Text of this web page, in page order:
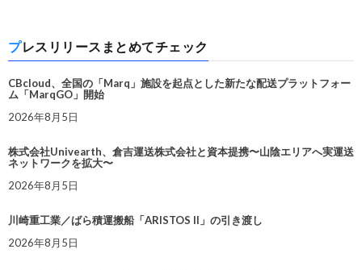
プレスリリースまとめてチェック
CBcloud、全国の「Marq」施設を起点とした新たな配送プラットフォー
ム「MarqGO」開始
2026年8月5日
株式会社Univearth、倉吉運送株式会社と資本提携〜山陰エリアへ実運送
ネットワークを拡大〜
2026年8月5日
川崎重工業／ばら積運搬船「ARISTOS II」の引き渡し
2026年8月5日